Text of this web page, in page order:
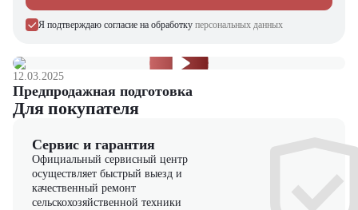
Экскаватор Volvo EC350D — это сочетание мощности, надежности
и современных технологий. Он обеспечивает высокую
также гарантирует комфорт оператору даже при длительной работе.
Благодаря универсальности и прочности эта модель станет
выгодным вложением для любой строительной компании.
ЭкскаваторVolvo EC350D
модели техники. На нашем сайте вы найдете широкий выбор
спецтехники, вилочной и малой складской техники, навесного
оборудования и запчастей.
Я подтверждаю согласие на обработку персональных данных
12.03.2025
Предпродажная подготовка
Для покупателя
Сервис и гарантия
Официальный сервисный центр
осуществляет быстрый выезд и
качественный ремонт
сельскохозяйственной техники